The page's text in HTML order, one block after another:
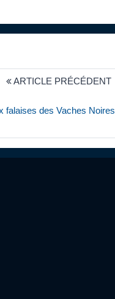
ARTICLE PRÉCÉDENT
falaises des Vaches